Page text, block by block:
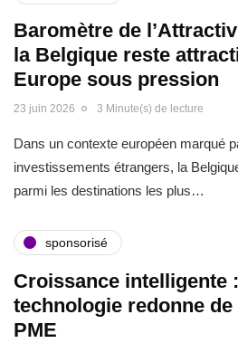
Baromètre de
la Belgique reste
Europe sous pression
23 juin 2026 3 Minute(s) de lecture
Dans un contexte européen marqué
investissements étrangers, la
parmi les destinations les plus…
sponsorisé
Croissance intelligente
technologie redonne
PME